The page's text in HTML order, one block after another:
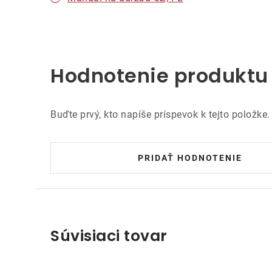
Hodnotenie
Buďte prvý, kto napíše príspevok k tejto položke.
PRIDAŤ HODNOTENIE
Súvisiaci tovar